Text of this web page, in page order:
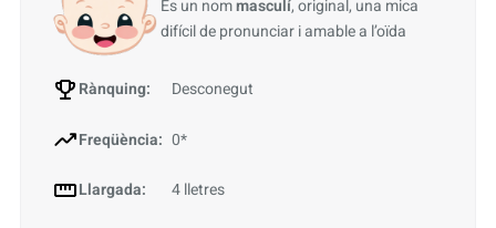
Rànquing: Desconegut
Freqüència: 0*
Llargada: 4 lletres
És un nommasculí, original, una mica
difícil de pronunciar i amable a l’oïda